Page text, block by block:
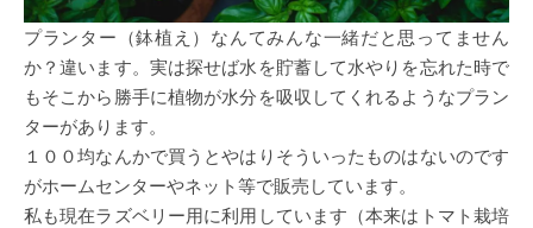
プランター（鉢植え）なんてみんな一緒だと思ってません
か？違います。実は探せば水を貯蓄して水やりを忘れた時で
もそこから勝手に植物が水分を吸収してくれるようなプラン
ターがあります。
１００均なんかで買うとやはりそういったものはないのです
がホームセンターやネット等で販売しています。
私も現在ラズベリー用に利用しています（本来はトマト栽培